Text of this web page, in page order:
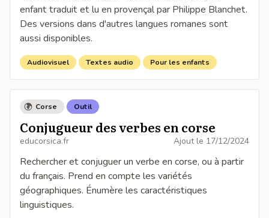
enfant traduit et lu en provençal par Philippe Blanchet.
Des versions dans d'autres langues romanes sont
aussi disponibles.
Audiovisuel Textes audio Pour les enfants
Corse Outil
Conjugueur des verbes en corse
educorsica.fr Ajout le 17/12/2024
Rechercher et conjuguer un verbe en corse, ou à partir
du français. Prend en compte les variétés
géographiques. Énumère les caractéristiques
linguistiques.